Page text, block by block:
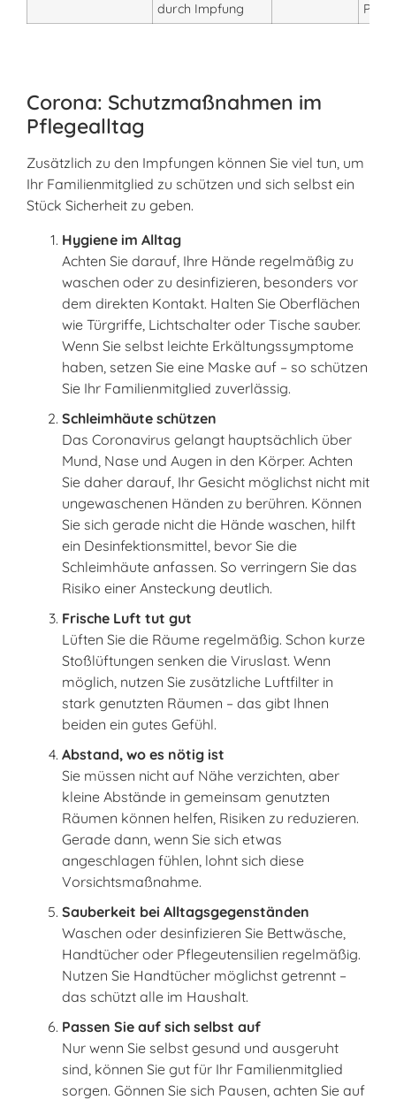
durch Impfung
Corona: Schutzmaßnahmen im
Pflegealltag
Zusätzlich zu den Impfungen können Sie viel tun, um
Ihr Familienmitglied zu schützen und sich selbst ein
Stück Sicherheit zu geben.
Hygiene im Alltag
Achten Sie darauf, Ihre Hände regelmäßig zu
waschen oder zu desinfizieren, besonders vor
dem direkten Kontakt. Halten Sie Oberflächen
wie Türgriffe, Lichtschalter oder Tische sauber.
Wenn Sie selbst leichte Erkältungssymptome
haben, setzen Sie eine Maske auf – so schützen
Sie Ihr Familienmitglied zuverlässig.
Schleimhäute schützen
Das Coronavirus gelangt hauptsächlich über
Mund, Nase und Augen in den Körper. Achten
Sie daher darauf, Ihr Gesicht möglichst nicht mit
ungewaschenen Händen zu berühren. Können
Sie sich gerade nicht die Hände waschen, hilft
ein Desinfektionsmittel, bevor Sie die
Schleimhäute anfassen. So verringern Sie das
Risiko einer Ansteckung deutlich.
Frische Luft tut gut
Lüften Sie die Räume regelmäßig. Schon kurze
Stoßlüftungen senken die Viruslast. Wenn
möglich, nutzen Sie zusätzliche Luftfilter in
stark genutzten Räumen – das gibt Ihnen
beiden ein gutes Gefühl.
Abstand, wo es nötig ist
Sie müssen nicht auf Nähe verzichten, aber
kleine Abstände in gemeinsam genutzten
Räumen können helfen, Risiken zu reduzieren.
Gerade dann, wenn Sie sich etwas
angeschlagen fühlen, lohnt sich diese
Vorsichtsmaßnahme.
Sauberkeit bei Alltagsgegenständen
Waschen oder desinfizieren Sie Bettwäsche,
Handtücher oder Pflegeutensilien regelmäßig.
Nutzen Sie Handtücher möglichst getrennt –
das schützt alle im Haushalt.
Passen Sie auf sich selbst auf
Nur wenn Sie selbst gesund und ausgeruht
sind, können Sie gut für Ihr Familienmitglied
sorgen. Gönnen Sie sich Pausen, achten Sie auf